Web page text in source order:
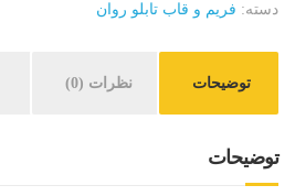
دسته: فريم و قاب تابلو روان
توضیحات نظرات (0)
توضیحات